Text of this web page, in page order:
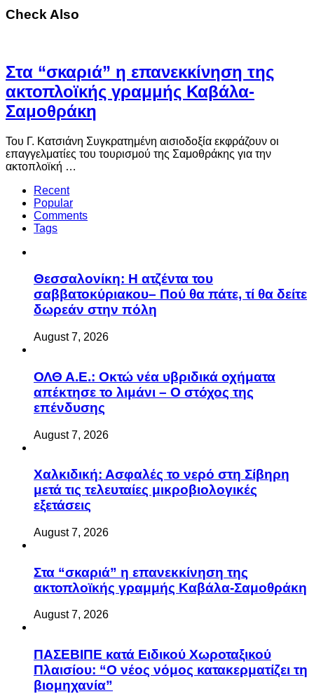
Check Also
Στα “σκαριά” η επανεκκίνηση της
ακτοπλοϊκής γραμμής Καβάλα-
Σαμοθράκη
Του Γ. Κατσιάνη Συγκρατημένη αισιοδοξία εκφράζουν οι
επαγγελματίες του τουρισμού της Σαμοθράκης για την
ακτοπλοϊκή …
Recent
Popular
Comments
Tags
Θεσσαλονίκη: Η ατζέντα του
σαββατοκύριακου– Πού θα πάτε, τί θα δείτε
δωρεάν στην πόλη
August 7, 2026
ΟΛΘ Α.Ε.: Οκτώ νέα υβριδικά οχήματα
απέκτησε το λιμάνι – Ο στόχος της
επένδυσης
August 7, 2026
Χαλκιδική: Ασφαλές το νερό στη Σίβηρη
μετά τις τελευταίες μικροβιολογικές
εξετάσεις
August 7, 2026
Στα “σκαριά” η επανεκκίνηση της
ακτοπλοϊκής γραμμής Καβάλα-Σαμοθράκη
August 7, 2026
ΠΑΣΕΒΙΠΕ κατά Ειδικού Χωροταξικού
Πλαισίου: “Ο νέος νόμος κατακερματίζει τη
βιομηχανία”